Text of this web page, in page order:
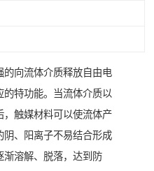
的向流体介质释放自由电
特功能。当流体介质以
触媒材料可以使流体产
阴、阳离子不易结合形成
渐溶解、脱落，达到防